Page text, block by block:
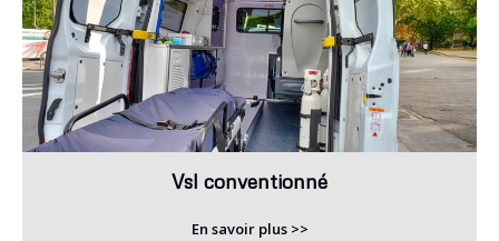
Vsl conventionné
En savoir plus >>